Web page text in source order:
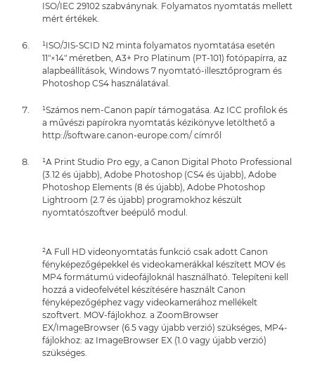
ISO/IEC 29102 szabványnak. Folyamatos nyomtatás mellett
mért értékek.
¹ISO/JIS-SCID N2 minta folyamatos nyomtatása esetén
11"×14" méretben, A3+ Pro Platinum (PT-101) fotópapírra, az
alapbeállítások, Windows 7 nyomtató-illesztőprogram és
Photoshop CS4 használatával.
¹Számos nem-Canon papír támogatása. Az ICC profilok és
a művészi papírokra nyomtatás kézikönyve letölthető a
http://software.canon-europe.com/ címről
¹A Print Studio Pro egy, a Canon Digital Photo Professional
(3.12 és újabb), Adobe Photoshop (CS4 és újabb), Adobe
Photoshop Elements (8 és újabb), Adobe Photoshop
Lightroom (2.7 és újabb) programokhoz készült
nyomtatószoftver beépülő modul.
²A Full HD videonyomtatás funkció csak adott Canon
fényképezőgépekkel és videokamerákkal készített MOV és
MP4 formátumú videofájloknál használható. Telepíteni kell
hozzá a videofelvétel készítésére használt Canon
fényképezőgéphez vagy videokamerához mellékelt
szoftvert. MOV-fájlokhoz. a ZoomBrowser
EX/ImageBrowser (6.5 vagy újabb verzió) szükséges, MP4-
fájlokhoz: az ImageBrowser EX (1.0 vagy újabb verzió)
szükséges.